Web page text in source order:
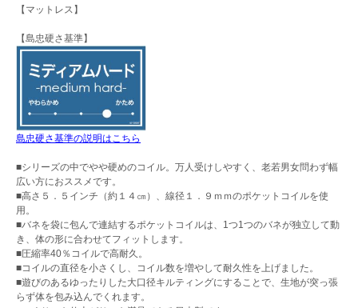
【マットレス】
【島忠硬さ基準】
島忠硬さ基準の説明はこちら
■シリーズの中でやや硬めのコイル。万人受けしやすく、老若男女問わず幅
広い方におススメです。
■高さ５．５インチ（約１４㎝）、線径１．９ｍｍのポケットコイルを使
用。
■バネを袋に包んで連結するポケットコイルは、1つ1つのバネが独立して動
き、体の形に合わせてフィットします。
■圧縮率40％コイルで高耐久。
■コイルの直径を小さくし、コイル数を増やして耐久性を上げました。
■遊びのあるゆったりした大口径キルティングにすることで、生地が突っ張
らず体を包み込んでくれます。